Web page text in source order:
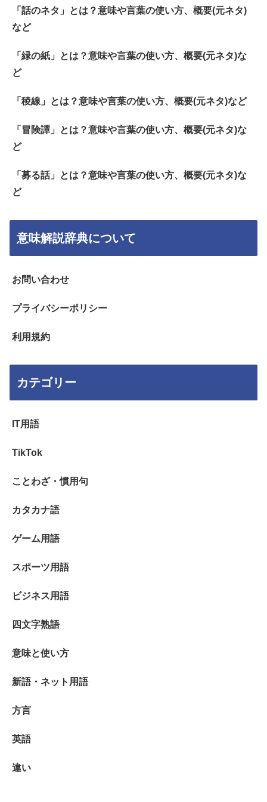
「話のネタ」とは？意味や言葉の使い方、概要(元ネタ)
など
「緑の紙」とは？意味や言葉の使い方、概要(元ネタ)な
ど
「稜線」とは？意味や言葉の使い方、概要(元ネタ)など
「冒険譚」とは？意味や言葉の使い方、概要(元ネタ)な
ど
「募る話」とは？意味や言葉の使い方、概要(元ネタ)な
ど
意味解説辞典について
お問い合わせ
プライバシーポリシー
利用規約
カテゴリー
IT用語
TikTok
ことわざ・慣用句
カタカナ語
ゲーム用語
スポーツ用語
ビジネス用語
四文字熟語
意味と使い方
新語・ネット用語
方言
英語
違い